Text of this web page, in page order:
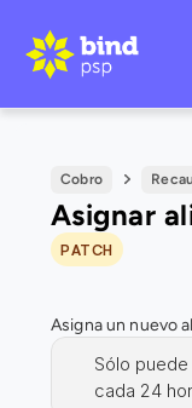
Cobro
Asignar
PATCH
Asigna un nuevo
Sólo
cada 24